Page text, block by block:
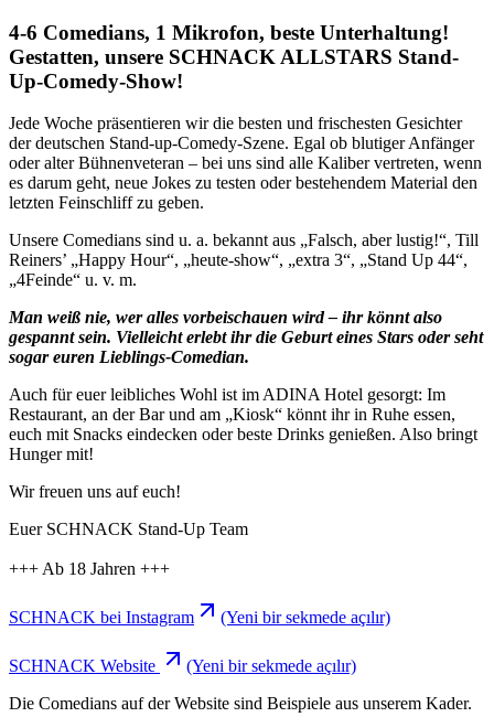
4-6 Comedians, 1 Mikrofon, beste Unterhaltung!
Gestatten, unsere SCHNACK ALLSTARS Stand-
Up-Comedy-Show!
Jede Woche präsentieren wir die besten und frischesten Gesichter
der deutschen Stand-up-Comedy-Szene. Egal ob blutiger Anfänger
oder alter Bühnenveteran – bei uns sind alle Kaliber vertreten, wenn
es darum geht, neue Jokes zu testen oder bestehendem Material den
letzten Feinschliff zu geben.
Unsere Comedians sind u. a. bekannt aus „Falsch, aber lustig!“, Till
Reiners’ „Happy Hour“, „heute-show“, „extra 3“, „Stand Up 44“,
„4Feinde“ u. v. m.
Man weiß nie, wer alles vorbeischauen wird – ihr könnt also
gespannt sein. Vielleicht erlebt ihr die Geburt eines Stars oder seht
sogar euren Lieblings-Comedian.
Auch für euer leibliches Wohl ist im ADINA Hotel gesorgt: Im
Restaurant, an der Bar und am „Kiosk“ könnt ihr in Ruhe essen,
euch mit Snacks eindecken oder beste Drinks genießen. Also bringt
Hunger mit!
Wir freuen uns auf euch!
Euer SCHNACK Stand-Up Team
+++ Ab 18 Jahren +++
SCHNACK bei Instagram (Yeni bir sekmede açılır)
SCHNACK Website
(Yeni bir sekmede açılır)
Die Comedians auf der Website sind Beispiele aus unserem Kader.